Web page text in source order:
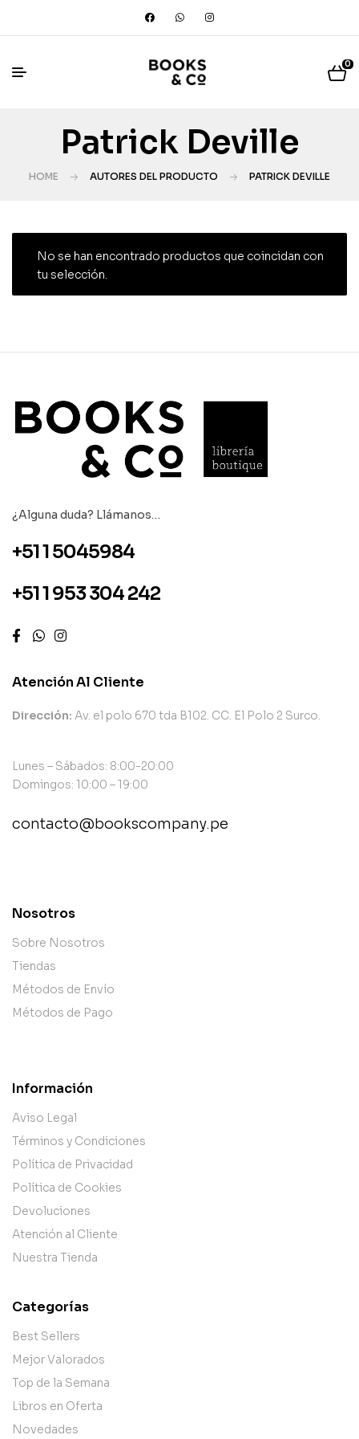
0
Patrick Deville
HOME AUTORES DEL PRODUCTO PATRICK DEVILLE
No se han encontrado productos que coincidan con
tu selección.
¿Alguna duda? Llámanos…
+51 1 5045984
+51 1 953 304 242
Atención Al Cliente
Dirección: Av. el polo 670 tda B102. CC. El Polo 2 Surco.
Lunes – Sábados: 8:00-20:00
Domingos: 10:00 – 19:00
contacto@bookscompany.pe
Nosotros
Sobre Nosotros
Tiendas
Métodos de Envío
Métodos de Pago
Información
Aviso Legal
Términos y Condiciones
Política de Privacidad
Política de Cookies
Devoluciones
Atención al Cliente
Nuestra Tienda
Categorías
Best Sellers
Mejor Valorados
Top de la Semana
Libros en Oferta
Novedades